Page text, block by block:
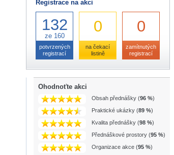
Registrace na akci
132
ze 160
potvrzených
registrací
0
na čekací
listině
0
zamítnutých
registrací
Ohodnoťte akci
Obsah přednášky (96 %)
Praktické ukázky (89 %)
Kvalita přednášky (98 %)
Přednáškové prostory (95 %)
Organizace akce (95 %)